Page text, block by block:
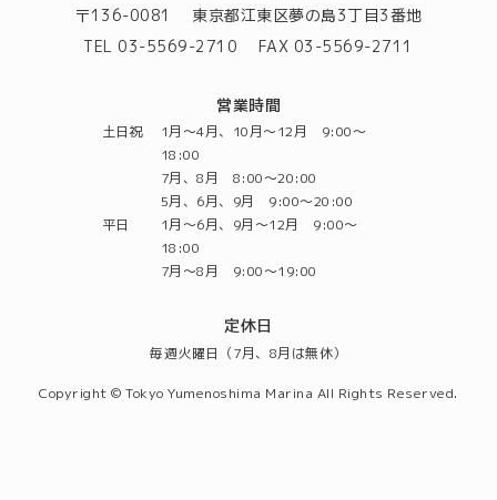
〒136-0081
東京都江東区夢の島3丁目3番地
TEL 03-5569-2710
FAX 03-5569-2711
営業時間
土日祝
1月～4月、10月～12月 9:00～
18:00
7月、8月 8:00～20:00
5月、6月、9月 9:00～20:00
平日
1月～6月、9月～12月 9:00～
18:00
7月～8月 9:00～19:00
定休日
毎週火曜日（7月、8月は無休）
Copyright © Tokyo Yumenoshima Marina All Rights Reserved.